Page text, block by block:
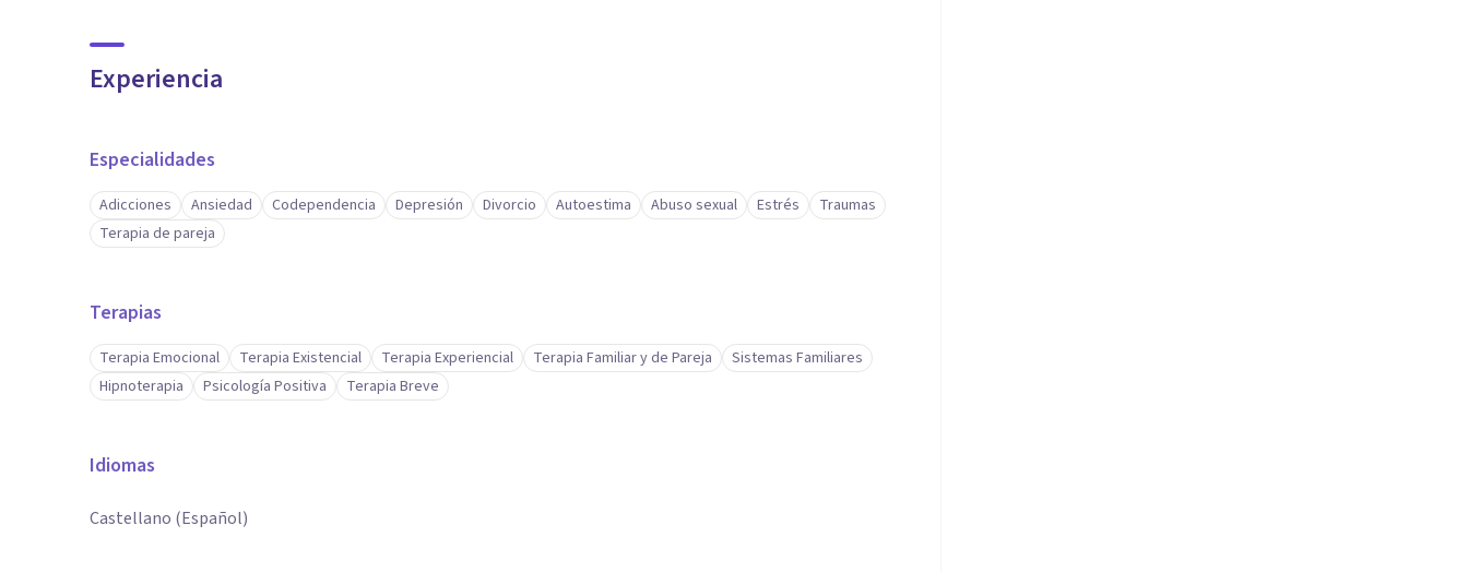
Experiencia
Especialidades
Adicciones Ansiedad Codependencia Depresión Divorcio Autoestima Abuso sexual Estrés
Traumas
Terapia de pareja
Terapias
Terapia Emocional Terapia Existencial Terapia Experiencial Terapia Familiar y de Pareja
Sistemas Familiares
Hipnoterapia
Psicología Positiva Terapia Breve
Idiomas
Castellano (Español)